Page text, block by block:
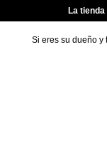
La
Si eres su dueño y